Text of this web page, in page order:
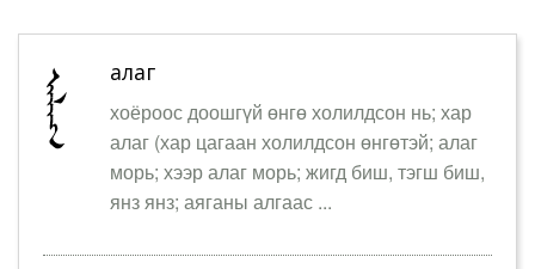
алаг
хоёроос доошгүй өнгө холилдсон нь; хар
алаг (хар цагаан холилдсон өнгөтэй; алаг
морь; хээр алаг морь; жигд биш, тэгш биш,
янз янз; аяганы алгаас ...